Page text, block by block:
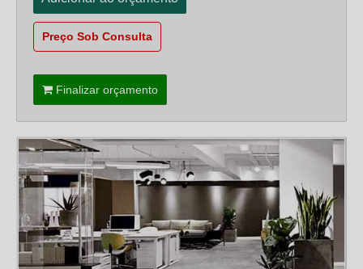
Preço Sob Consulta
Finalizar orçamento